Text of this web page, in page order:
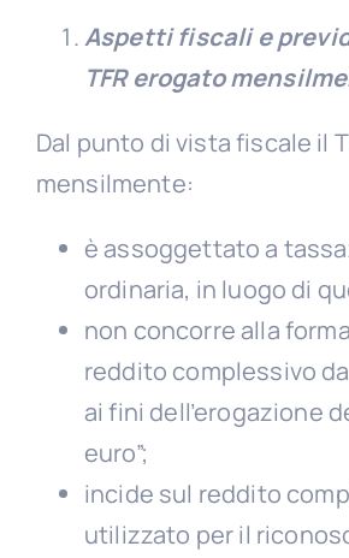
Aspetti fiscali e
TFR erogato
Dal punto di vista fiscale il
mensilmente:
è assoggettato a
ordinaria, in luogo di
non concorre alla
reddito complessivo
ai fini dell’erogazione
euro”;
incide sul reddito
utilizzato per il